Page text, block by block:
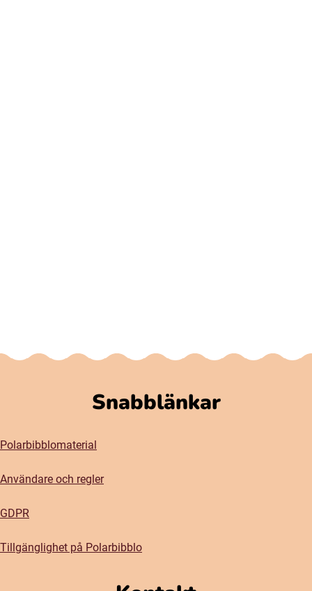
Snabblänkar
Polarbibblomaterial
Användare och regler
GDPR
Tillgänglighet på Polarbibblo